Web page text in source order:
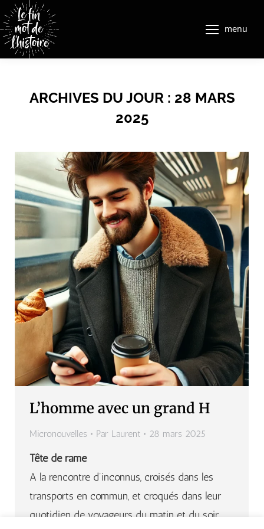
menu
ARCHIVES DU JOUR : 28 MARS
2025
L’homme avec un grand H
Micronouvelles Par Laurent 28 mars 2025
Tête de rame
A la rencontre d’inconnus, croisés dans les
transports en commun, et croqués dans leur
quotidien de voyageurs du matin et du soir,